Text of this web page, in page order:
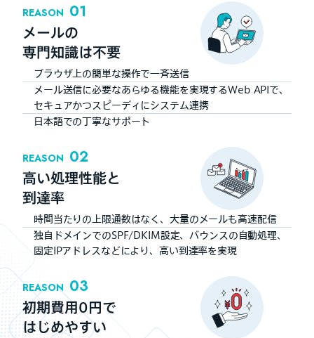
REASON 01
メールの
専門知識は不要
ブラウザ上の簡単な操作で一斉送信
メール送信に必要なあらゆる機能を実現するWeb APIで、
セキュアかつスピーディにシステム連携
日本語での丁寧なサポート
REASON 02
高い処理性能と
到達率
時間当たりの上限通数はなく、大量のメールも高速配信
独自ドメインでのSPF/DKIM設定、バウンスの自動処理、
固定IPアドレスなどにより、高い到達率を実現
REASON 03
初期費用0円で
はじめやすい